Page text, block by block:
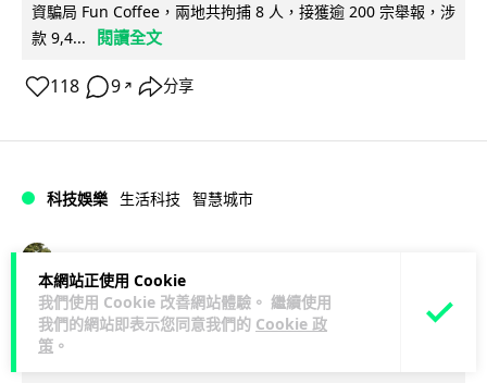
本網站正使用 Cookie
我們使用 Cookie 改善網站體驗。 繼續使用
我們的網站即表示您同意我們的 Cookie 政
策 。
資騙局 Fun Coffee，兩地共拘捕 8 人，接獲逾 200 宗舉報，涉
款 9,4...
閱讀全文
118 9 ↗ 分享
科技娛樂 生活科技 智慧城市
網約車條例生效 有司機暫時停工避風頭
的士業界籲白牌 "改邪歸正"